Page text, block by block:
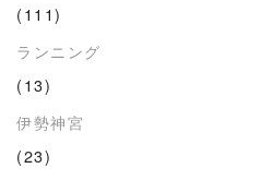
(111)
ランニング
(13)
伊勢神宮
(23)